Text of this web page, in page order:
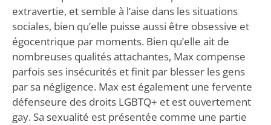
extravertie, et semble à l’aise dans les situations
sociales, bien qu’elle puisse aussi être obsessive et
égocentrique par moments. Bien qu’elle ait de
nombreuses qualités attachantes, Max compense
parfois ses insécurités et finit par blesser les gens
par sa négligence. Max est également une fervente
défenseure des droits LGBTQ+ et est ouvertement
gay. Sa sexualité est présentée comme une partie